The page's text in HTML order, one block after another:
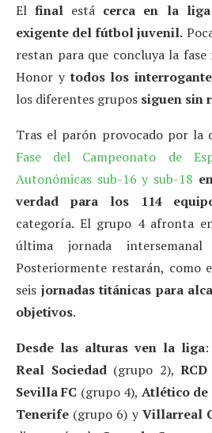
Elfinal está cerca en la
exigente del fútbol juvenil.
restan para que concluya la
Honor ytodos los
los diferentes grupos siguen sin
Tras el parón provocado por la
Fase del Campeonato de
Autonómicas sub-16 y sub-18
verdad para los 114
categoría. El grupo 4 afronta
última jornada
Posteriormente restarán, como
seis jornadas titánicas para
objetivos.
Desde las alturas ven la liga:
Real Sociedad(grupo 2),
Sevilla FC (grupo 4), Atlético
Tenerife (grupo 6) yVillarreal